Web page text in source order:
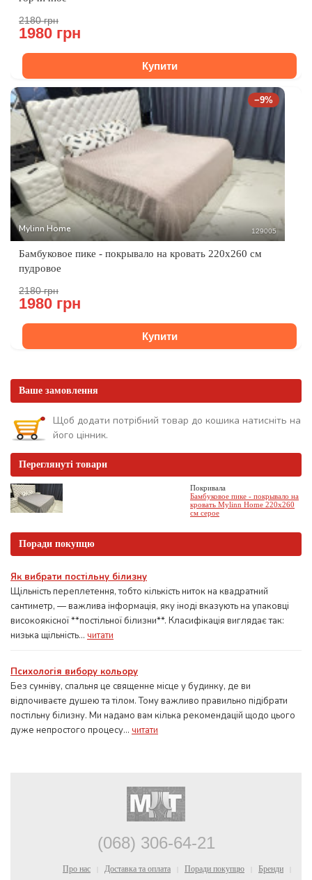
2180 грн
1980 грн
Купити
−9%
Mylinn Home 129005
Бамбуковое пике - покрывало на кровать 220x260 см
пудровое
2180 грн
1980 грн
Купити
Ваше замовлення
Щоб додати потрібний товар до кошика натисніть на
його цінник.
Переглянуті товари
Покривала
Бамбуковое пике - покрывало на
кровать Mylinn Home 220x260
см серое
Поради покупцю
Як вибрати постільну білизну
Щільність переплетення, тобто кількість ниток на квадратний
сантиметр, — важлива інформація, яку іноді вказують на упаковці
високоякісної **постільної білизни**. Класифікація виглядає так:
низька щільність... читати
Психологія вибору кольору
Без сумніву, спальня це священне місце у будинку, де ви
відпочиваєте душею та тілом. Тому важливо правильно підібрати
постільну білизну. Ми надамо вам кілька рекомендацій щодо цього
дуже непростого процесу... читати
(068) 306-64-21
Про нас Доставка та оплата Поради покупцю Бренди